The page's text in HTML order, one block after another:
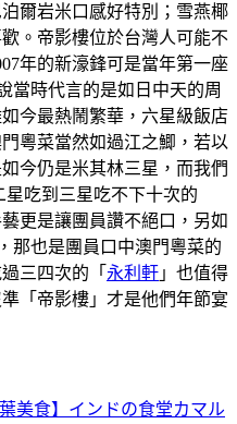
爾岩米口感好特別；雪燕椰
。帝影樓位於台灣人可能不
年的新濠鋒可是當年第一座
當時代言的是如日中天的周
今最熱鬧繁華，六星級飯店
粵菜當然如過江之鯽，若以
今仍是米其林三星，而我們
星吃到三星吃不下十次的
更是讓團員讚不絕口，另如
那也是團員口中澳門粵菜的
三四次的「 永利軒 」也值得
「帝影樓」才是他們年節宴
美食】インドの食堂カマル